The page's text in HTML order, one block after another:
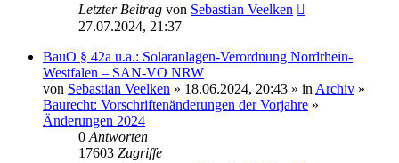
Letzter Beitrag von Sebastian Veelken
27.07.2024, 21:37
BauO § 42a u.a.: Solaranlagen-Verordnung Nordrhein-
Westfalen – SAN-VO NRW
von Sebastian Veelken » 18.06.2024, 20:43 » inArchiv »
Baurecht: Vorschriftenänderungen der Vorjahre »
Änderungen 2024
0Antworten
17603 Zugriffe